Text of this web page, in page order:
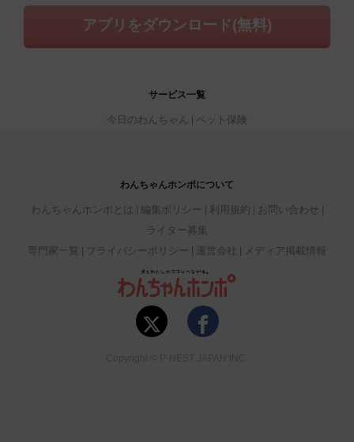
アプリをダウンロード(無料)
サービス一覧
今日のわんちゃん ペット保険
わんちゃんホンポについて
わんちゃんホンポとは 編集ポリシー 利用規約
お問い合わせ
ライター募集
専門家一覧
プライバシーポリシー 運営会社 メディア掲載情報